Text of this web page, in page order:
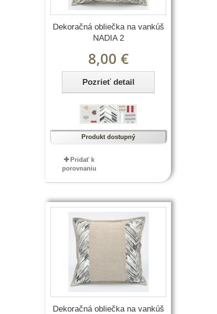
Dekoračná obliečka na vankúš
NADIA 2
8,00 €
Pozrieť detail
Produkt dostupný
Pridať k
porovnaniu
Dekoračná obliečka na vankúš